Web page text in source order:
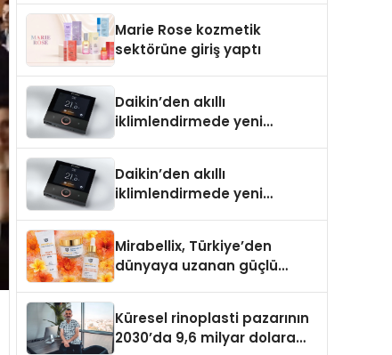
Aldı
Marie Rose kozmetik
sektörüne giriş yaptı
Daikin’den akıllı
iklimlendirmede yeni
Daikin’den akıllı
iklimlendirmede yeni
Mirabellix, Türkiye’den
dünyaya uzanan güçlü
Küresel rinoplasti pazarının
2030’da 9,6 milyar dolara